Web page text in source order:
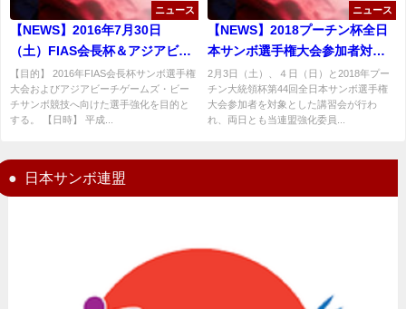
ニュース
【NEWS】2016年7月30日
（土）FIAS会長杯＆アジアビー
チゲームズ・ビーチサンボ競技
日本代表強化練習会開催
【目的】 2016年FIAS会長杯サンボ選手権
大会およびアジアビーチゲームズ・ビー
チサンボ競技へ向けた選手強化を目的と
する。 【日時】 平成...
ニュース
【NEWS】2018プーチン杯全日
本サンボ選手権大会参加者対象
2018年2月3日（土）・4日
（日）サンボ講習会
2月3日（土）、４日（日）と2018年プー
チン大統領杯第44回全日本サンボ選手権
大会参加者を対象とした講習会が行わ
れ、両日とも当連盟強化委員...
日本サンボ連盟